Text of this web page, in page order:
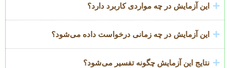
این آزمایش در چه مواردی کاربرد دارد؟
این آزمایش در چه زمانی درخواست داده می‌شود؟
نتایج این آزمایش چگونه تفسیر می‌شود؟